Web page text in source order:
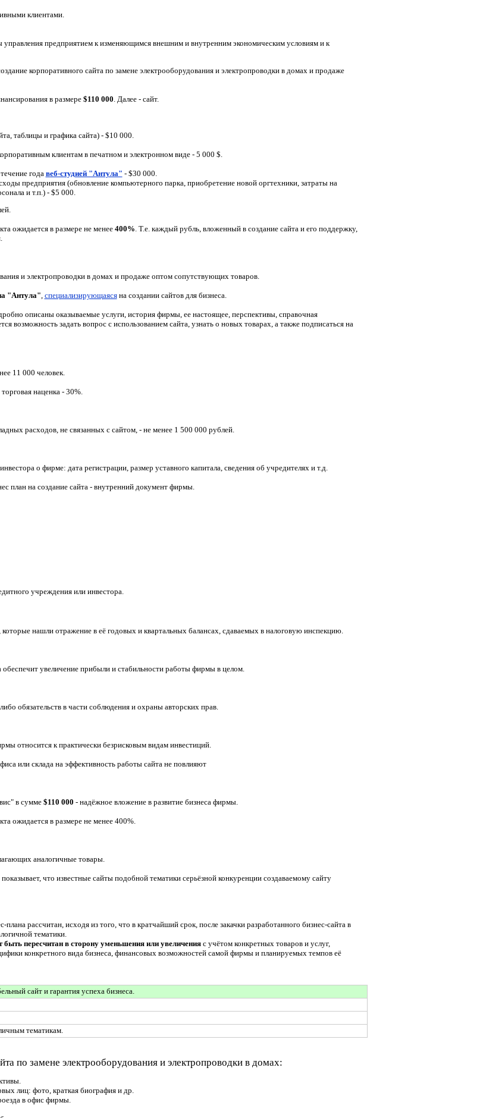
клиентами.
управления предприятием к изменяющимся внешним и внутренним экономическим условиям и к
корпоративного сайта по замене электрооборудования и электропроводки в домах и продаже
в размере $110 000 Далее - сайт.
таблицы и графика сайта) - $10 000.
клиентам в печатном и электронном виде - 5 000 $
года веб-студией "Антула" - $30 000
предприятия (обновление компьютерного парка, приобретение новой оргтехники, затраты на
и т.п.)- $5 000
ожидается в размере не менее400%. Т.е. каждый рубль, вложенный в создание сайта и его поддержку,
и электропроводки в домах и продаже оптом сопутствующих товаров.
"Антула", специализирующаясяна создании сайтов для бизнеса.
описаны оказываемые услуги, история фирмы, ее настоящее, перспективы, справочная
возможность задать вопрос с использованием сайта, узнать о новых товарах, а также подписаться на
11 000 человек.
наценка - 30%.
расходов, не связанных с сайтом, - не менее 1 500 000 рублей.
о фирме: дата регистрации, размер уставного капитала, сведения об учредителях и т.д.
план на создание сайта - внутренний документ фирмы.
учреждения или инвестора.
нашли отражение в её годовых и квартальных балансах, сдаваемых в налоговую инспекцию.
обеспечит увеличение прибыли и стабильности работы фирмы в целом.
обязательств в части соблюдения и охраны авторских прав.
относится к практически безрисковым видам инвестиций.
или склада на эффективность работы сайта не повлияют
в сумме $110 000 - надёжное вложение в развитие бизнеса фирмы.
ожидается в размере не менее 400%.
аналогичные товары.
что известные сайты подобной тематики серьёзной конкуренции создаваемому сайту
рассчитан, исходя из того, что в кратчайший срок, после закачки разработанного бизнес-сайта в
тематики.
пересчитан в сторону уменьшения или увеличенияс учётом конкретных товаров и услуг,
конкретного вида бизнеса, финансовых возможностей самой фирмы и планируемых темпов её
сайт и гарантия успеха бизнеса.
тематикам.
по замене электрооборудования и электропроводки в домах:
лиц: фото, краткая биография и др.
в офис фирмы.